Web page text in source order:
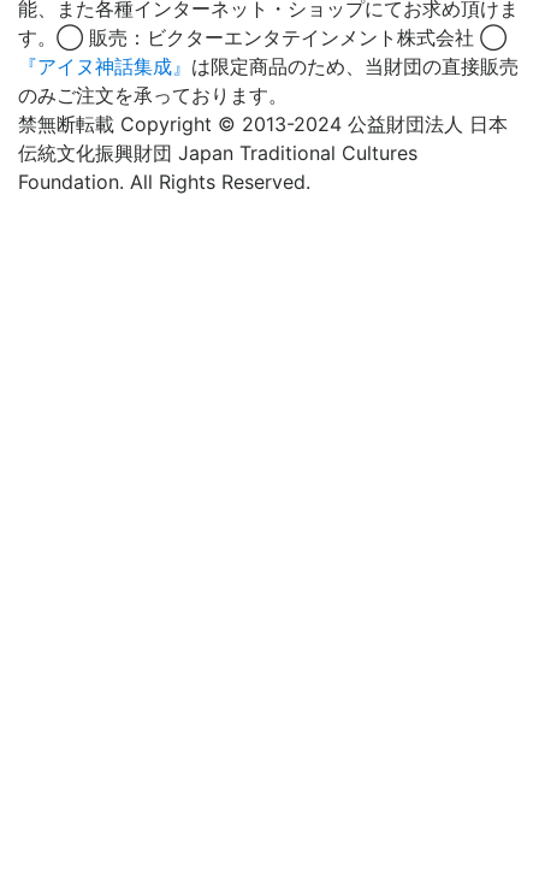
能、また各種インターネット・ショップにてお求め頂けま
す。◯ 販売：ビクターエンタテインメント株式会社 ◯
『アイヌ神話集成』 は限定商品のため、当財団の直接販売
のみご注文を承っております。
禁無断転載 Copyright © 2013-2024 公益財団法人 日本
伝統文化振興財団 Japan Traditional Cultures
Foundation. All Rights Reserved.